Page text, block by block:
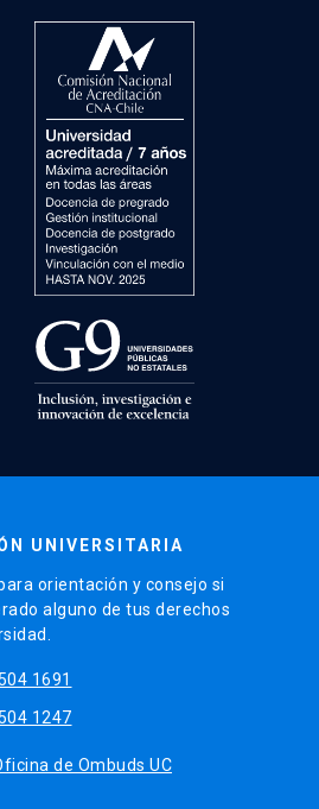
UNIVERSITARIA
orientación y consejo si
alguno de tus derechos
1691
1247
de Ombuds UC